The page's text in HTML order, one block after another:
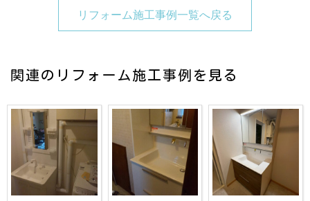
リフォーム施工事例一覧へ戻る
関連のリフォーム施工事例を見る